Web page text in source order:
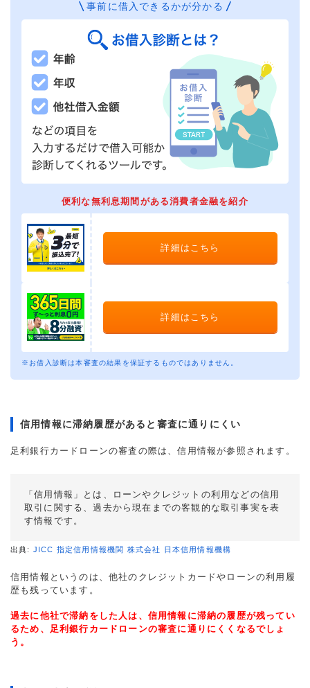
事前に借入できるかが分かる
便利な無利息期間がある消費者金融を紹介
詳細はこちら
詳細はこちら
※お借入診断は本審査の結果を保証するものではありません。
信用情報に滞納履歴があると審査に通りにくい
足利銀行カードローンの審査の際は、信用情報が参照されます。
「信用情報」とは、ローンやクレジットの利用などの信用
取引に関する、過去から現在までの客観的な取引事実を表
す情報です。
出典: JICC 指定信用情報機関 株式会社 日本信用情報機構
信用情報というのは、他社のクレジットカードやローンの利用履
歴も残っています。
過去に他社で滞納をした人は、信用情報に滞納の履歴が残ってい
るため、足利銀行カードローンの審査に通りにくくなるでしょ
う。